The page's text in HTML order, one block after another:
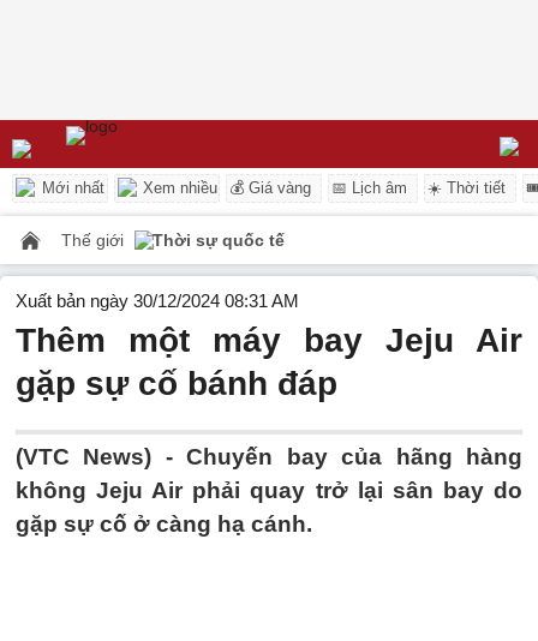
Mới nhất Xem nhiều 💰 Giá vàng 📅 Lịch âm ☀️ Thời tiết
Thế giới Thời sự quốc tế
Xuất bản ngày 30/12/2024 08:31 AM
Thêm một máy bay Jeju Air
gặp sự cố bánh đáp
(VTC News) -Chuyến bay của hãng hàng
không Jeju Air phải quay trở lại sân bay do
gặp sự cố ở càng hạ cánh.